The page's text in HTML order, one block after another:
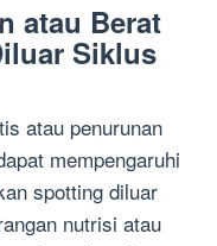
atau Berat
Siklus
atau penurunan
mempengaruhi
spotting diluar
nutrisi atau